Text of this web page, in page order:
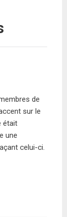
de
sur le
était
une
celui-ci.